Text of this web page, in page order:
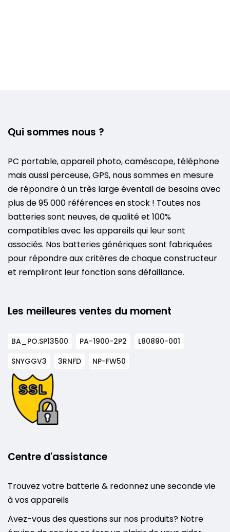
Qui sommes nous ?
PC portable, appareil photo, caméscope, téléphone
mais aussi perceuse, GPS, nous sommes en mesure
de répondre à un très large éventail de besoins avec
plus de 95 000 références en stock ! Toutes nos
batteries sont neuves, de qualité et 100%
compatibles avec les appareils qui leur sont
associés. Nos batteries génériques sont fabriquées
pour répondre aux critères de chaque constructeur
et rempliront leur fonction sans défaillance.
Les meilleures ventes du moment
BA_PO.SP13500 PA-1900-2P2
L80890-001
SNYGGV3
3RNFD NP-FW50
Centre d'assistance
Trouvez votre batterie & redonnez une seconde vie
à vos appareils
Avez-vous des questions sur nos produits? Notre